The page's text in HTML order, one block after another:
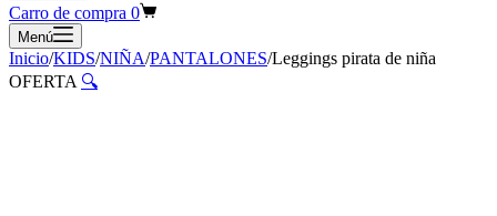
Carro de compra 0
Menú
Inicio/KIDS/NIÑA/PANTALONES/Leggings pirata de niña
OFERTA 🔍